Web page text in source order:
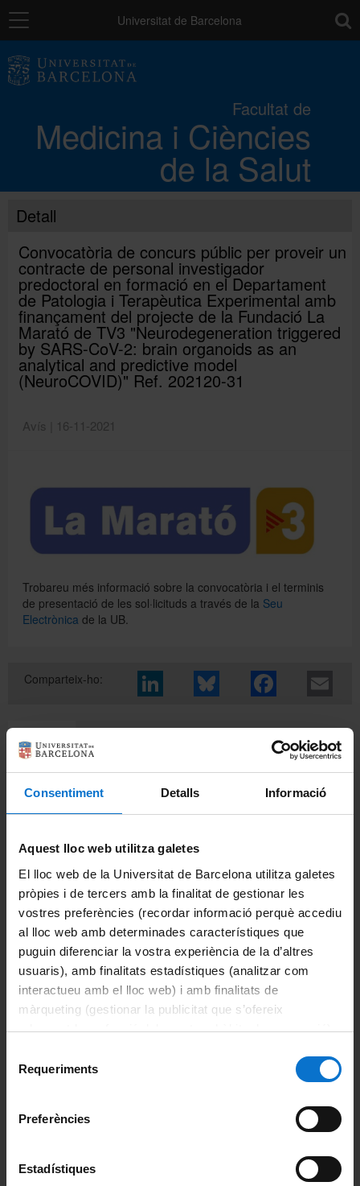
Consentiment Detalls Informació
Aquest lloc web utilitza galetes
El lloc web de la Universitat de Barcelona utilitza galetes
pròpies i de tercers amb la finalitat de gestionar les
vostres preferències (recordar informació perquè accediu
al lloc web amb determinades característiques que
puguin diferenciar la vostra experiència de la d’altres
usuaris), amb finalitats estadístiques (analitzar com
interactueu amb el lloc web) i amb finalitats de
màrqueting (gestionar la publicitat que s’ofereix
adequant-la en funció dels vostres hàbits de navegació).
consultar laPolítica de galetes del lloc web de la
Requeriments
Preferències
Estadístiques
Navegació Universitat de Barcelona
Facultat de
Medicina i Ciències
de la Salut
Els campus
Docència
Mobilitat
Convocatòries i ajuts
English
La Facultat
Organització i estructura
Detall
Convocatòria de concurs públic per proveir un
contracte de personal investigador
predoctoral en formació en el Departament
de Patologia i Terapèutica Experimental amb
finançament del projecte de la Fundació La
Marató de TV3 "Neurodegeneration triggered
by SARS-CoV-2: brain organoids as an
analytical and predictive model
(NeuroCOVID)" Ref. 202120-31
Avís | 16-11-2021
Trobareu més informació sobre la convocatòria i el terminis
de presentació de les sol·licituds a través de la Seu
Electrònica de la UB.
Comparteix-ho:
Imprimeix
Departaments
Biomedicina
Ciències Fisiològiques
Cirurgia i Especialitats Medicoquirúrgiques
Fonaments Clinics
Medicina
Odontoestomatologia
Patologia i Terapèutica Experimental